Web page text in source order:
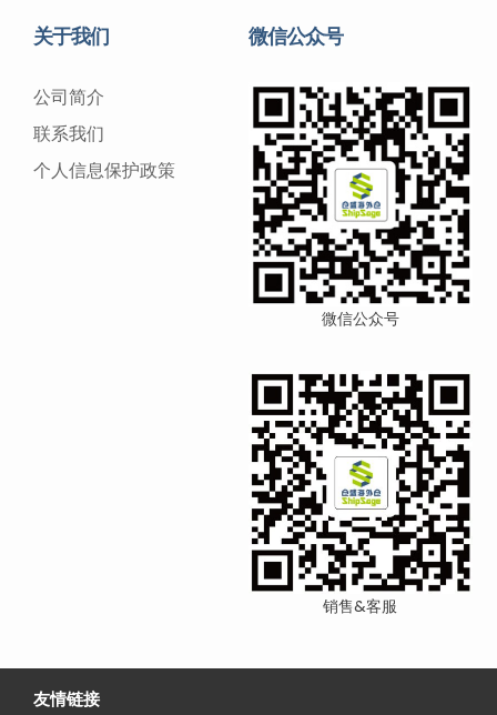
关于我们
公司简介
联系我们
个人信息保护政策
微信公众号
微信公众号
销售&客服
友情链接